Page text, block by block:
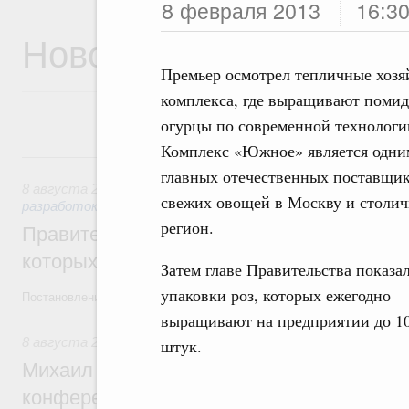
8 февраля 2013 16:30
Премьер осмотрел тепличные
комплекса, где выращивают
огурцы по современной
Комплекс «Южное» является
главных отечественных
свежих овощей в Москву и
регион.
Затем главе Правительства
упаковки роз, которых ежегодно
выращивают на предприятии до
штук.
Новости
8 августа, суббота
Государственная политика в сфере
разработок
Правительство расширило перечень
которых освобождаются от НДФЛ
Постановление от 5 августа 2026 года №978
Отрасль информационных технологий
Михаил Мишустин дал поручения по
конференции «Цифровая индустрия